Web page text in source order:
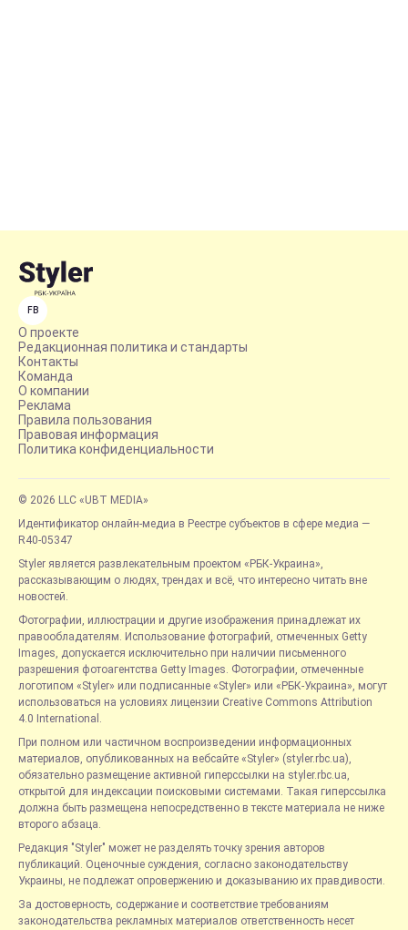
FB
О проекте
Редакционная политика и стандарты
Контакты
Команда
О компании
Реклама
Правила пользования
Правовая информация
Политика конфиденциальности
© 2026 LLC «UBT MEDIA»
Идентификатор онлайн-медиа в Реестре субъектов в сфере медиа —
R40-05347
Styler является развлекательным проектом «РБК-Украина»,
рассказывающим о людях, трендах и всё, что интересно читать вне
новостей.
Фотографии, иллюстрации и другие изображения принадлежат их
правообладателям. Использование фотографий, отмеченных Getty
Images, допускается исключительно при наличии письменного
разрешения фотоагентства Getty Images. Фотографии, отмеченные
логотипом «Styler» или подписанные «Styler» или «РБК-Украина», могут
использоваться на условиях лицензии Creative Commons Attribution
4.0 International.
При полном или частичном воспроизведении информационных
материалов, опубликованных на вебсайте «Styler» (styler.rbc.ua),
обязательно размещение активной гиперссылки на styler.rbc.ua,
открытой для индексации поисковыми системами. Такая гиперссылка
должна быть размещена непосредственно в тексте материала не ниже
второго абзаца.
Редакция "Styler" может не разделять точку зрения авторов
публикаций. Оценочные суждения, согласно законодательству
Украины, не подлежат опровержению и доказыванию их правдивости.
За достоверность, содержание и соответствие требованиям
законодательства рекламных материалов ответственность несет